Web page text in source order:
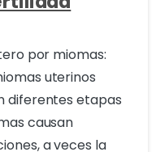
por miomas:
uterinos
diferentes etapas
causan
a veces la